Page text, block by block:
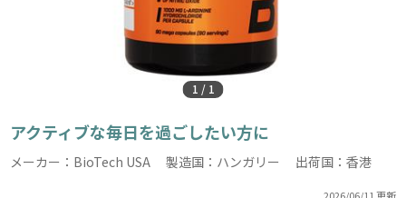
1 / 1
アクティブな毎日を過ごしたい方に
メーカー：BioTech USA 製造国：ハンガリー 出荷国：香港